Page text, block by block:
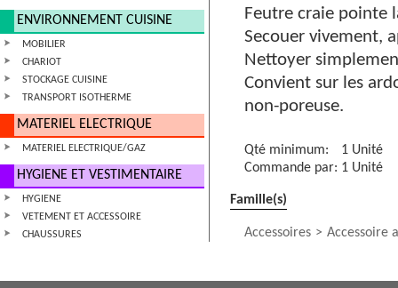
ENVIRONNEMENT CUISINE
MOBILIER
CHARIOT
STOCKAGE CUISINE
TRANSPORT ISOTHERME
MATERIEL ELECTRIQUE
MATERIEL ELECTRIQUE/GAZ
HYGIENE ET VESTIMENTAIRE
HYGIENE
VETEMENT ET ACCESSOIRE
CHAUSSURES
Feutre craie pointe
Secouer vivement,
Nettoyer
Convient sur les
non-poreuse.
Qté minimum:
1 Unité
Commande par: 1 Unité
Famille(s)
Accessoires Accessoire